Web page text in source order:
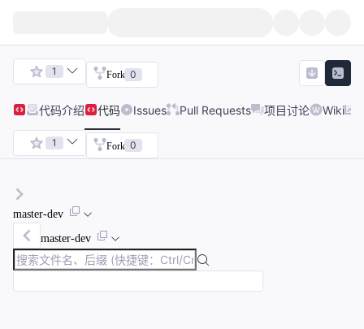
1 Fork 0
代码介绍 代码 Issues Pull Requests 项目讨论 Wiki
1 Fork 0
master-dev
master-dev